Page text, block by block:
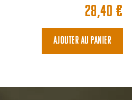
28,40€
Ajouter au panier